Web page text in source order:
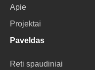
Apie
Projektai
Paveldas
Reti spaudiniai